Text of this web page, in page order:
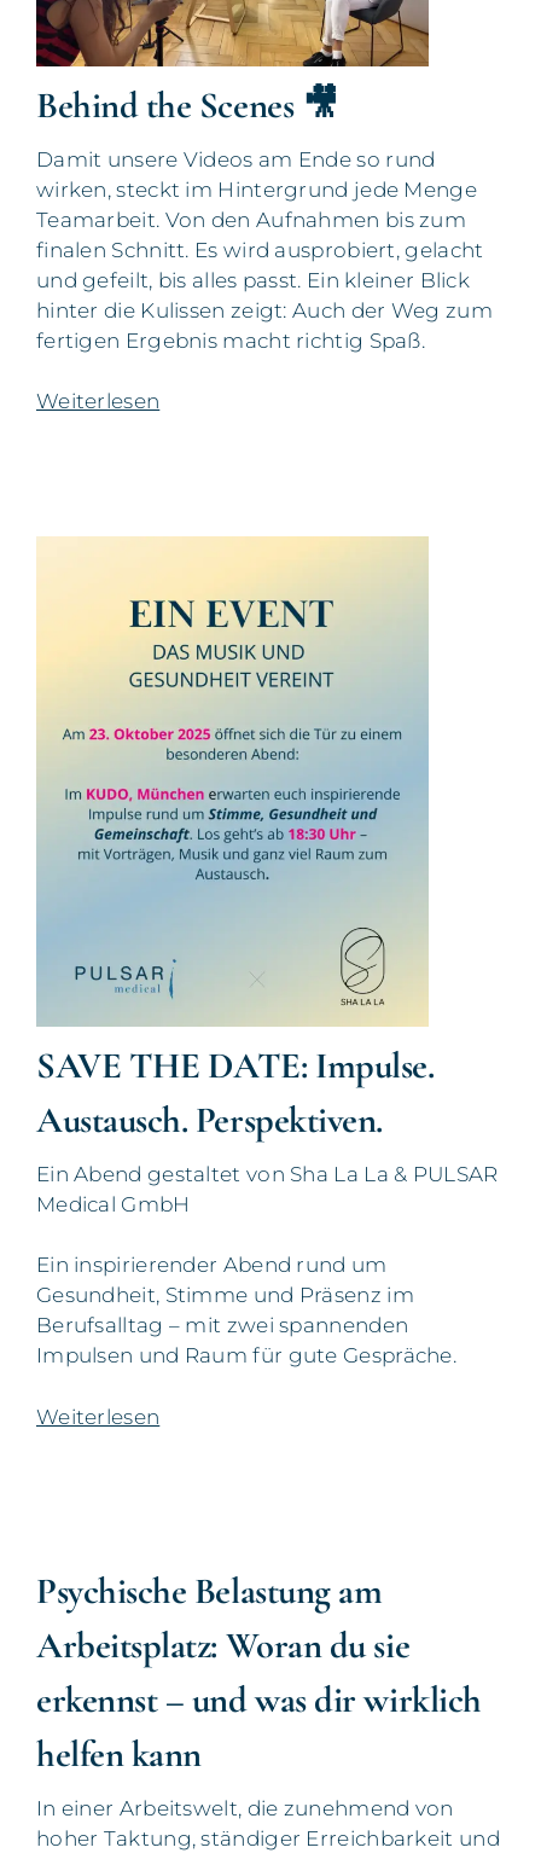
Behind the Scenes 🎥
Damit unsere Videos am Ende so rund
wirken, steckt im Hintergrund jede Menge
Teamarbeit. Von den Aufnahmen bis zum
finalen Schnitt. Es wird ausprobiert, gelacht
und gefeilt, bis alles passt. Ein kleiner Blick
hinter die Kulissen zeigt: Auch der Weg zum
fertigen Ergebnis macht richtig Spaß.
Weiterlesen
SAVE THE DATE: Impulse.
Austausch. Perspektiven.
Ein Abend gestaltet von Sha La La & PULSAR
Medical GmbH
Ein inspirierender Abend rund um
Gesundheit, Stimme und Präsenz im
Berufsalltag – mit zwei spannenden
Impulsen und Raum für gute Gespräche.
Weiterlesen
Psychische Belastung am
Arbeitsplatz: Woran du sie
erkennst – und was dir wirklich
helfen kann
In einer Arbeitswelt, die zunehmend von
hoher Taktung, ständiger Erreichbarkeit und